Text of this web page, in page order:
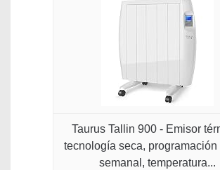
Taurus Tallin 900 - Emisor
tecnología seca, programación
semanal, temperatura...